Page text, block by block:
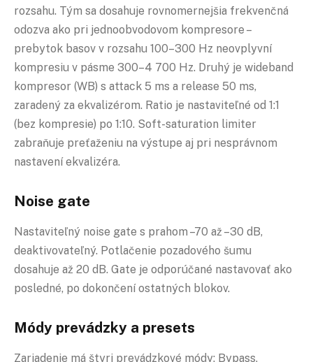
rozsahu. Tým sa dosahuje rovnomernejšia frekvenčná
odozva ako pri jednoobvodovom kompresore –
prebytok basov v rozsahu 100–300 Hz neovplyvní
kompresiu v pásme 300–4 700 Hz. Druhý je wideband
kompresor (WB) s attack 5 ms a release 50 ms,
zaradený za ekvalizérom. Ratio je nastaviteľné od 1:1
(bez kompresie) po 1:10. Soft-saturation limiter
zabraňuje preťaženiu na výstupe aj pri nesprávnom
nastavení ekvalizéra.
Noise gate
Nastaviteľný noise gate s prahom –70 až –30 dB,
deaktivovateľný. Potlačenie pozadového šumu
dosahuje až 20 dB. Gate je odporúčané nastavovať ako
posledné, po dokončení ostatných blokov.
Módy prevádzky a presets
Zariadenie má štyri prevádzkové módy: Bypass,